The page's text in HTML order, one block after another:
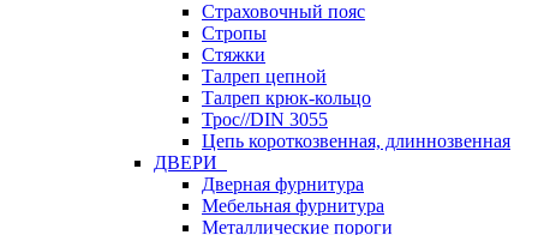
Страховочный пояс
Стропы
Стяжки
Талреп цепной
Талреп крюк-кольцо
Трос//DIN 3055
Цепь короткозвенная, длиннозвенная
ДВЕРИ
Дверная фурнитура
Мебельная фурнитура
Металлические пороги